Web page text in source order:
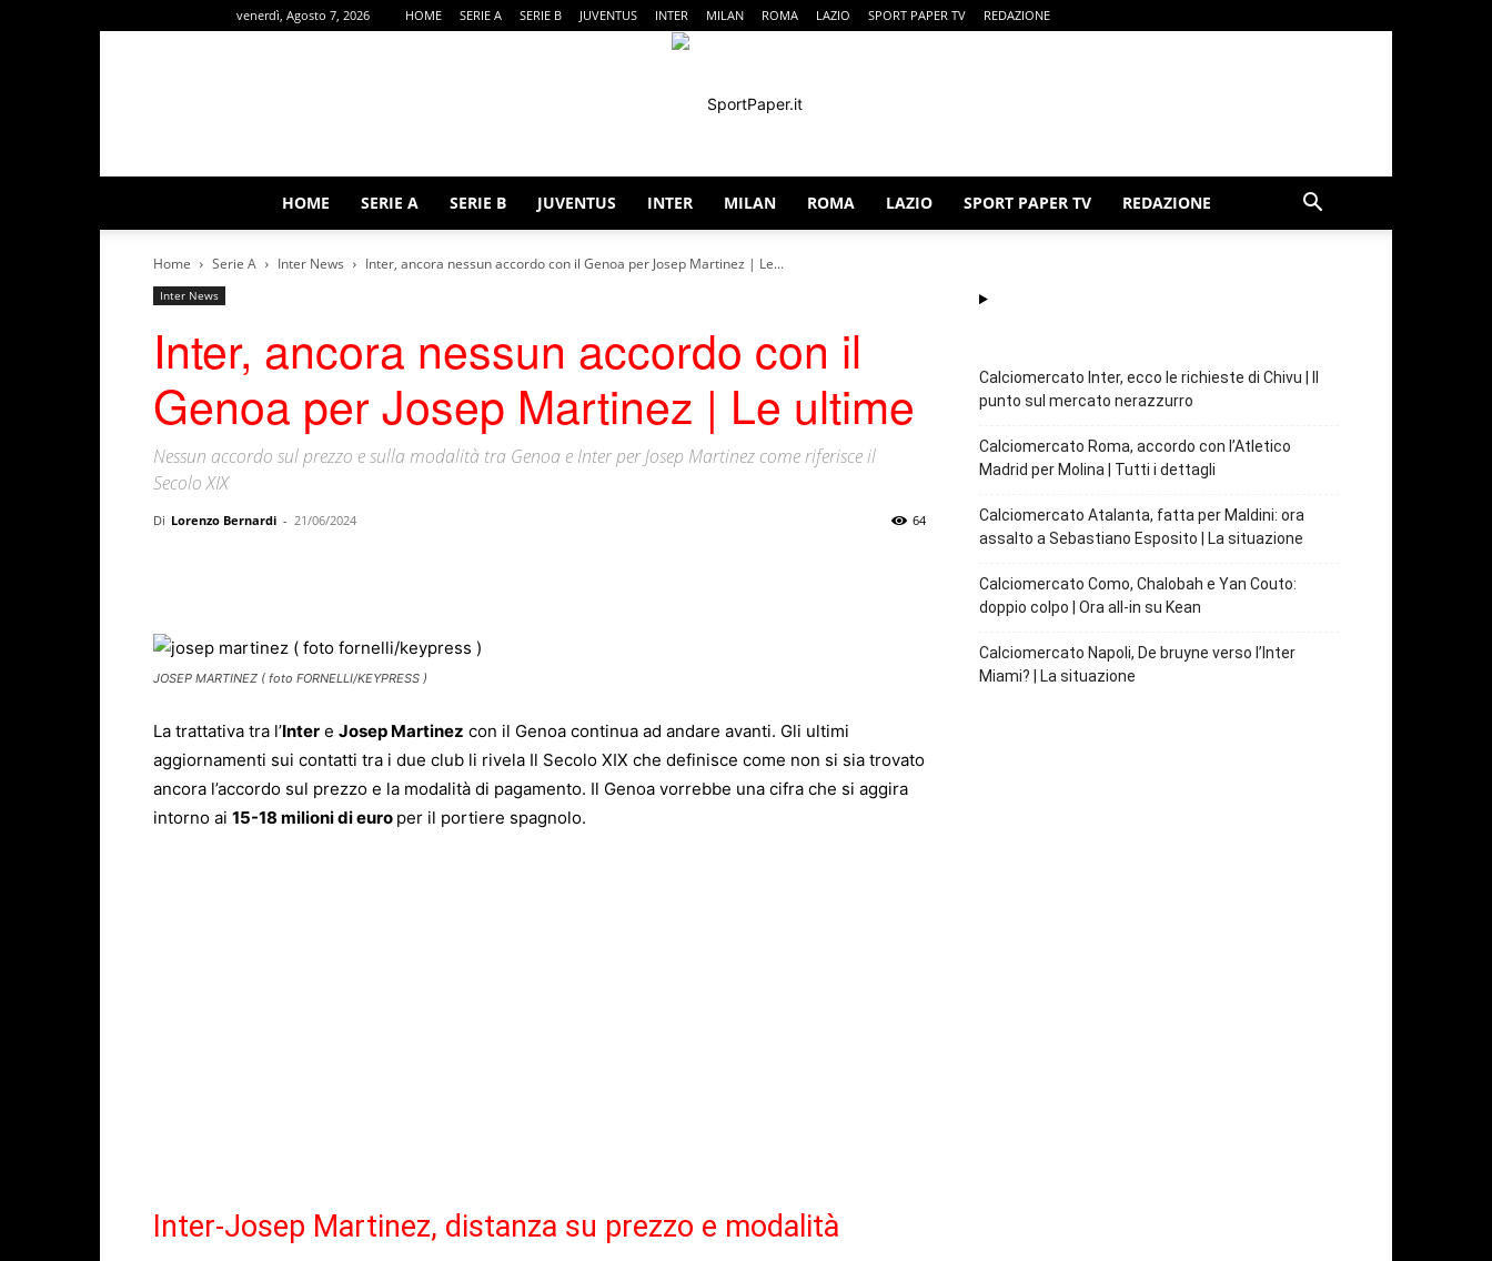
venerdì, Agosto 7, 2026 HOME SERIE A SERIE B JUVENTUS INTER MILAN ROMA LAZIO SPORT PAPER TV REDAZIONE
HOME SERIE A SERIE B JUVENTUS INTER MILAN ROMA LAZIO SPORT PAPER TV REDAZIONE
Home Serie A Inter News Inter, ancora nessun accordo con il Genoa per Josep Martinez | Le...
Inter News
Inter, ancora nessun accordo con il
Genoa per Josep Martinez | Le ultime
Nessun accordo sul prezzo e sulla modalità tra Genoa e Inter per Josep Martinez come riferisce il
Secolo XIX
Di Lorenzo Bernardi - 21/06/2024 64
JOSEP MARTINEZ ( foto FORNELLI/KEYPRESS )
La trattativa tra l’Inter e Josep Martinez con il Genoa continua ad andare avanti. Gli ultimi
aggiornamenti sui contatti tra i due club li rivela Il Secolo XIX che definisce come non si sia trovato
ancora l’accordo sul prezzo e la modalità di pagamento. Il Genoa vorrebbe una cifra che si aggira
intorno ai 15-18 milioni di euro per il portiere spagnolo.
Inter-Josep Martinez, distanza su prezzo e modalità
Calciomercato Inter, ecco le richieste di Chivu | Il
punto sul mercato nerazzurro
Calciomercato Roma, accordo con l’Atletico
Madrid per Molina | Tutti i dettagli
Calciomercato Atalanta, fatta per Maldini: ora
assalto a Sebastiano Esposito | La situazione
Calciomercato Como, Chalobah e Yan Couto:
doppio colpo | Ora all-in su Kean
Calciomercato Napoli, De bruyne verso l’Inter
Miami? | La situazione